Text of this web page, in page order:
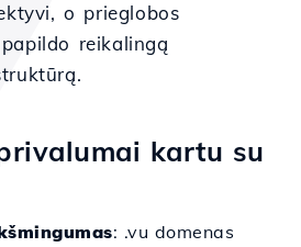
o prieglobos
reikalingą
kartu su
: .vu domenas